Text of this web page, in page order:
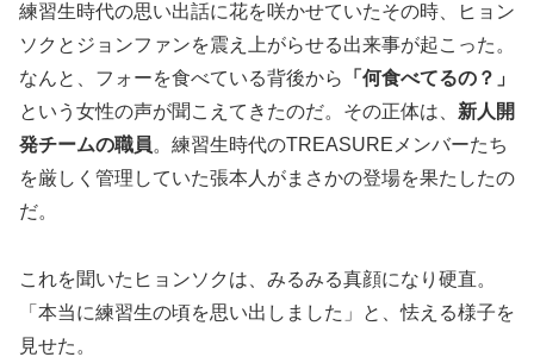
練習生時代の思い出話に花を咲かせていたその時、ヒョン
ソクとジョンファンを震え上がらせる出来事が起こった。
なんと、フォーを食べている背後から
「何食べてるの？」
という女性の声が聞こえてきたのだ。その正体は、 新人開
発チームの職員。練習生時代のTREASUREメンバーたち
を厳しく管理していた張本人がまさかの登場を果たしたの
だ。
これを聞いたヒョンソクは、みるみる真顔になり硬直。
「本当に練習生の頃を思い出しました」と、怯える様子を
見せた。